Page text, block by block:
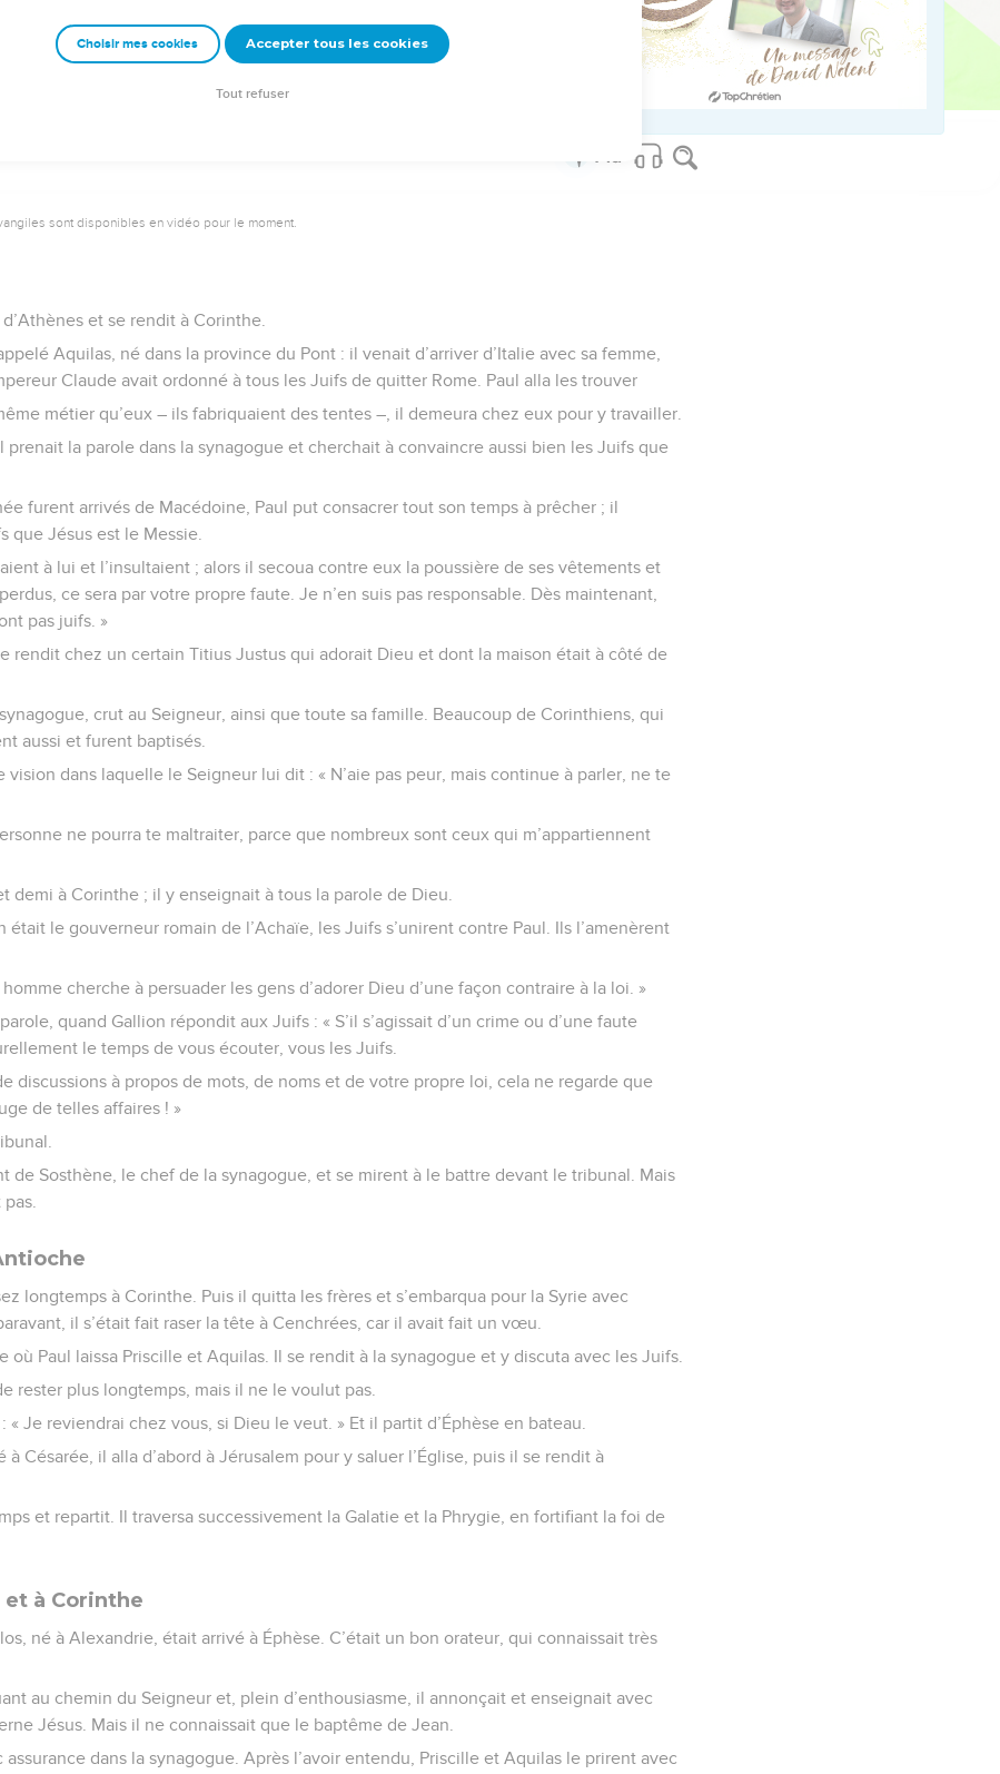
Damaris, et d’autres encore.
– Bibli’O, 1997, avec autorisation. Pour vous procurer une Bible imprimée, rendez-vous sur www.editionsbiblio.fr
sont disponibles en vidéo pour le moment.
et se rendit à Corinthe.
Aquilas, né dans la province du Pont : il venait d’arriver d’Italie avec sa femme,
Claude avait ordonné à tous les Juifs de quitter Rome. Paul alla les trouver
métier qu’eux – ils fabriquaient des tentes –, il demeura chez eux pour y travailler.
prenait la parole dans la synagogue et cherchait à convaincre aussi bien les Juifs que
furent arrivés de Macédoine, Paul put consacrer tout son temps à prêcher ; il
que Jésus est le Messie.
à lui et l’insultaient ; alors il secoua contre eux la poussière de ses vêtements et
ce sera par votre propre faute. Je n’en suis pas responsable. Dès maintenant,
pas juifs. »
rendit chez un certain Titius Justus qui adorait Dieu et dont la maison était à côté de
crut au Seigneur, ainsi que toute sa famille. Beaucoup de Corinthiens, qui
aussi et furent baptisés.
vision dans laquelle le Seigneur lui dit : « N’aie pas peur, mais continue à parler, ne te
ne pourra te maltraiter, parce que nombreux sont ceux qui m’appartiennent
demi à Corinthe ; il y enseignait à tous la parole de Dieu.
était le gouverneur romain de l’Achaïe, les Juifs s’unirent contre Paul. Ils l’amenèrent
cherche à persuader les gens d’adorer Dieu d’une façon contraire à la loi. »
quand Gallion répondit aux Juifs : « S’il s’agissait d’un crime ou d’une faute
le temps de vous écouter, vous les Juifs.
discussions à propos de mots, de noms et de votre propre loi, cela ne regarde que
de telles affaires ! »
de Sosthène, le chef de la synagogue, et se mirent à le battre devant le tribunal. Mais
longtemps à Corinthe. Puis il quitta les frères et s’embarqua pour la Syrie avec
il s’était fait raser la tête à Cenchrées, car il avait fait un vœu.
où Paul laissa Priscille et Aquilas. Il se rendit à la synagogue et y discuta avec les Juifs.
rester plus longtemps, mais il ne le voulut pas.
« Je reviendrai chez vous, si Dieu le veut. » Et il partit d’Éphèse en bateau.
à Césarée, il alla d’abord à Jérusalem pour y saluer l’Église, puis il se rendit à
et repartit. Il traversa successivement la Galatie et la Phrygie, en fortifiant la foi de
et à Corinthe
né à Alexandrie, était arrivé à Éphèse. C’était un bon orateur, qui connaissait très
au chemin du Seigneur et, plein d’enthousiasme, il annonçait et enseignait avec
Jésus. Mais il ne connaissait que le baptême de Jean.
assurance dans la synagogue. Après l’avoir entendu, Priscille et Aquilas le prirent avec
Choisir mes cookies Accepter tous les cookies
Tout refuser